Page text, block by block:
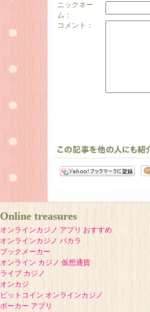
ニックネー
ム：
コメント：
Online treasures
オンラインカジノ アプリ おすすめ
オンラインカジノ バカラ
ブックメーカー
オンライン カジノ 仮想通貨
ライブ カジノ
オンカジ
ビットコイン オンラインカジノ
ポーカー アプリ